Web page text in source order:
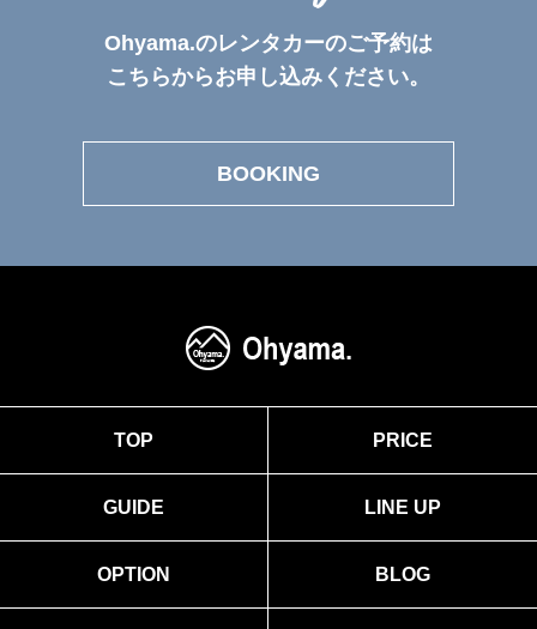
Ohyama.のレンタカーのご予約は
こちらからお申し込みください。
BOOKING
TOP PRICE
GUIDE LINE UP
OPTION BLOG